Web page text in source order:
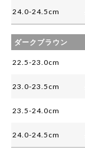
24.0-24.5cm
ダークブラウン
22.5-23.0cm
23.0-23.5cm
23.5-24.0cm
24.0-24.5cm